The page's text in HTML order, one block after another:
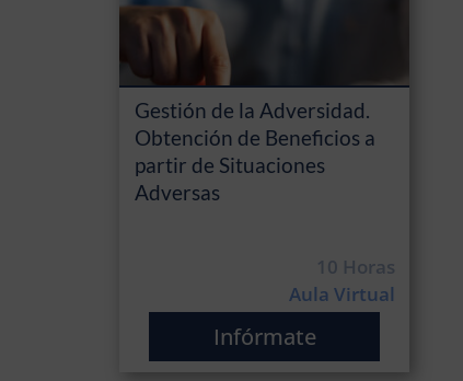
Gestión de la Adversidad.
Obtención de Beneficios a
partir de Situaciones
Adversas
10 Horas
Aula Virtual
Infórmate